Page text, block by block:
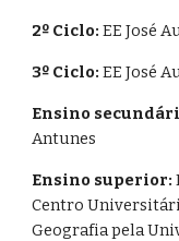
2º Ciclo: EE José
3º Ciclo: EE José
Ensino
Antunes
Ensino superior:
Centro
Geografia pela